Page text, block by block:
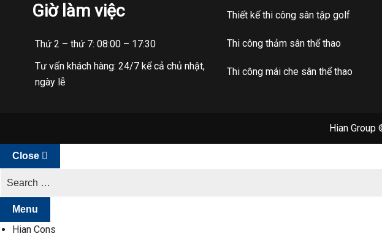
Giờ làm việc
Thứ 2 – thứ 7: 08:00 – 17:30
Tư vấn khách hàng: 24/7 kể cả chủ nhật,
ngày lễ
Thiết kế thi công sân tập golf
Thi công thảm sân thể thao
Thi công mái che sân thể thao
Hian Group
Close
Menu
Hian Cons